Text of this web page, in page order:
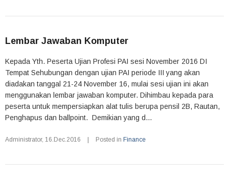
Lembar Jawaban Komputer
Kepada Yth. Peserta Ujian Profesi PAI sesi November 2016 DI
Tempat Sehubungan dengan ujian PAI periode III yang akan
diadakan tanggal 21-24 November 16, mulai sesi ujian ini akan
menggunakan lembar jawaban komputer. Dihimbau kepada para
peserta untuk mempersiapkan alat tulis berupa pensil 2B, Rautan,
Penghapus dan ballpoint. Demikian yang d...
Administrator, 16.Dec.2016 Posted in Finance